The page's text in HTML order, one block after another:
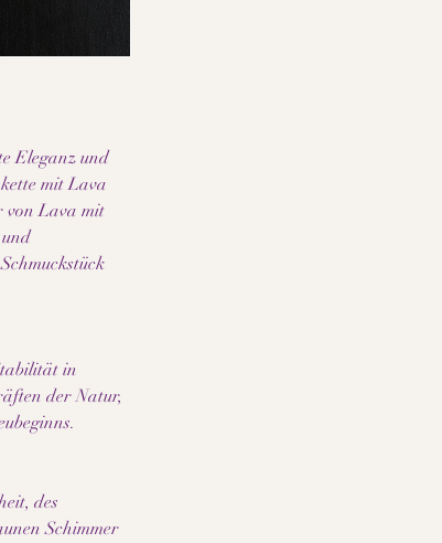
Eleganz und
mit Lava
von Lava mit
in
der Natur,
des
Schimmer